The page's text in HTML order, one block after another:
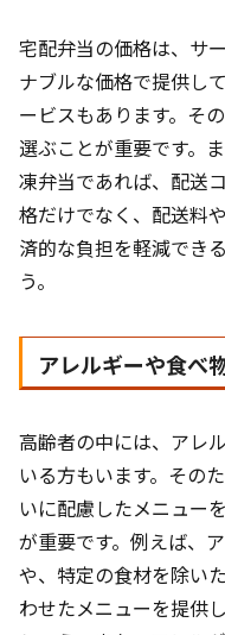
宅配弁当の価格は、サ
ナブルな価格で提供し
ービスもあります。そ
選ぶことが重要です。
凍弁当であれば、配送
格だけでなく、配送料
済的な負担を軽減でき
う。
アレルギーや食べ
高齢者の中には、アレ
いる方もいます。その
いに配慮したメニュー
が重要です。例えば、
や、特定の食材を除い
わせたメニューを提供